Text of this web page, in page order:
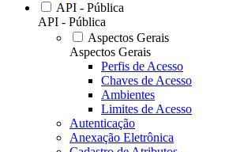
API - Pública
API - Pública
Aspectos Gerais
Aspectos Gerais
Perfis de Acesso
Chaves de Acesso
Ambientes
Limites de Acesso
Autenticação
Anexação Eletrônica